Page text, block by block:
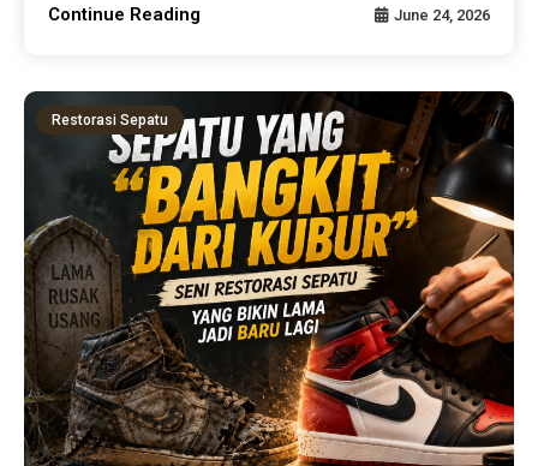
Continue Reading June 24, 2026
Restorasi Sepatu